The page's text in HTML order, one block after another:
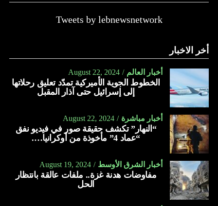
Tweets by lebnewsnetwork
أخر الاخبار
أخبار العالم August 22, 2024
الخطوط الجوية الأميركية تمدّد تعليق رحلاتها
إلى إسرائيل حتى آذار المقبل
أخبار مباشرة August 22, 2024
“النهار” تكشف حقيقة صور في فيديو نفق
“عماد 4” مأخوذة من أوكرانيا….
أخبار الشرق الأوسط August 19, 2024
مفاوضات هدنة غزة.. ملفات عالقة بانتظار
الحل